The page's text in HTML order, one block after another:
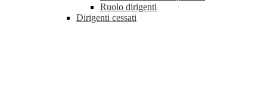
Ruolo dirigenti
Dirigenti cessati